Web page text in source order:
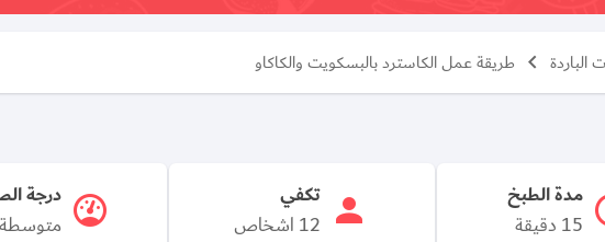
طريقة عمل الكاسترد بالبسكويت والكاكاو
مدة الطبخ
15 دقيقة
تكفي
12 اشخاص
درجة